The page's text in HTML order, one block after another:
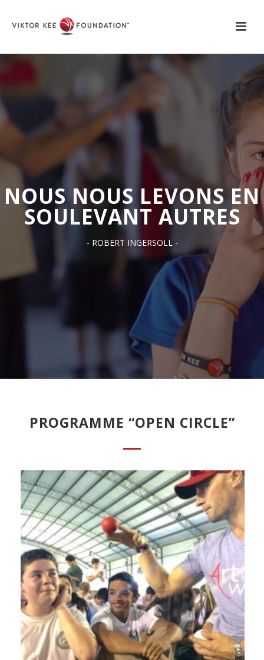
NOUS NOUS LEVONS EN
SOULEVANT AUTRES
- ROBERT INGERSOLL -
PROGRAMME “OPEN CIRCLE”